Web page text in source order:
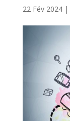
22 Fév 2024|